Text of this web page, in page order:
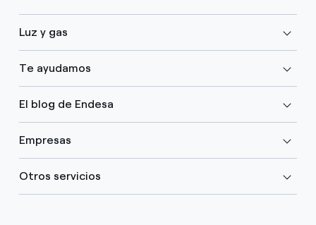
Luz y gas
Te ayudamos
El blog de Endesa
Empresas
Otros servicios